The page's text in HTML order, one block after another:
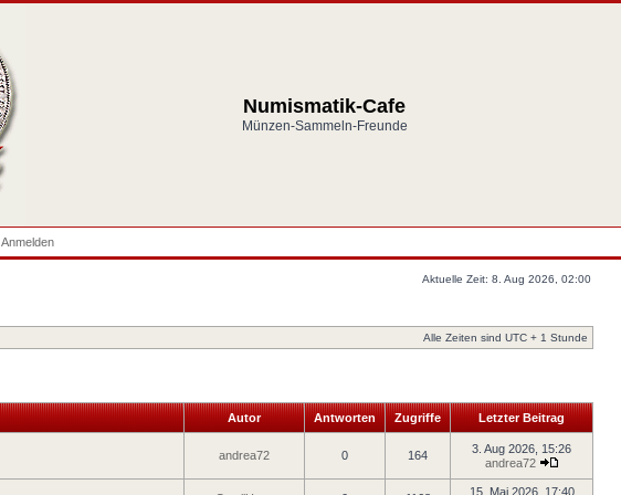
Numismatik-Cafe
Münzen-Sammeln-Freunde
Anmelden
Aktuelle Zeit: 8. Aug 2026, 02:00
Alle Zeiten sind UTC + 1 Stunde
Autor Antworten Zugriffe Letzter Beitrag
andrea72 0 164
3. Aug 2026, 15:26
andrea72
15. Mai 2026, 17:40